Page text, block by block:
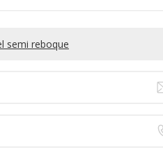
semi reboque